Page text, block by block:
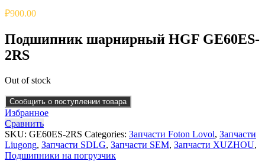
₽900.00
Подшипник шарнирный HGF GE60ES-
2RS
Out of stock
Сообщить о поступлении товара
Избранное
Сравнить
SKU: GE60ES-2RS Categories: Запчасти Foton Lovol, Запчасти
Liugong, Запчасти SDLG, Запчасти SEM, Запчасти XUZHOU,
Подшипники на погрузчик